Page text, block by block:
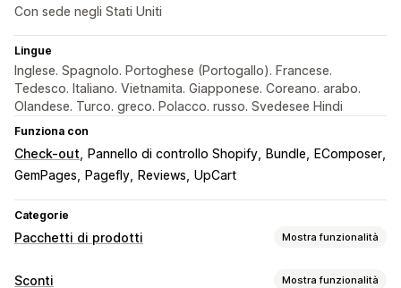
Con sede negli Stati Uniti
Lingue
Inglese. Spagnolo. Portoghese (Portogallo). Francese.
Tedesco. Italiano. Vietnamita. Giapponese. Coreano. arabo.
Olandese. Turco. greco. Polacco. russo. Svedesee Hindi
Funziona con
Check-out Pannello di controllo Shopify Bundle
EComposer
GemPages
Pagefly Reviews UpCart
Categorie
Pacchetti di prodotti Mostra funzionalità
Tipi di pacchetti
Sconti Mostra funzionalità